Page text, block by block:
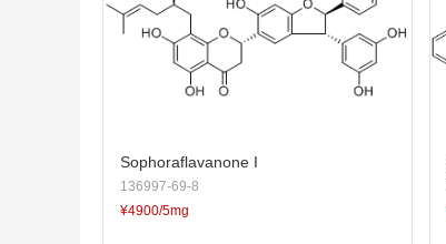
Sophoraflavanone I
136997-69-8
¥4900/5mg